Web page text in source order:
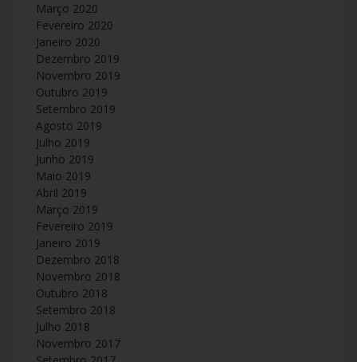
Março 2020
Fevereiro 2020
Janeiro 2020
Dezembro 2019
Novembro 2019
Outubro 2019
Setembro 2019
Agosto 2019
Julho 2019
Junho 2019
Maio 2019
Abril 2019
Março 2019
Fevereiro 2019
Janeiro 2019
Dezembro 2018
Novembro 2018
Outubro 2018
Setembro 2018
Julho 2018
Novembro 2017